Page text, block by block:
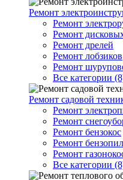
Ремонт
Ремонт
Ремонт
Ремонт дрелей
Ремонт лобзиков
Ремонт
Все категории
Ремонт садовой
Ремонт
Ремонт
Ремонт бензокос
Ремонт бензопил
Ремонт
Все категории